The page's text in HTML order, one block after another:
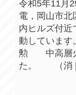
令和5年11月
電，岡山市北
内ヒルズ付近
動していま
勲 中高層火
た。 （消